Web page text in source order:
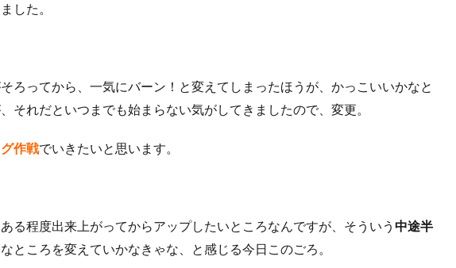
した。
ろってから、一気にバーン！と変えてしまったほうが、かっこいいかなと
それだといつまでも始まらない気がしてきましたので、変更。
作戦でいきたいと思います。
る程度出来上がってからアップしたいところなんですが、そういう 中途半
ところを変えていかなきゃな、と感じる今日このごろ。